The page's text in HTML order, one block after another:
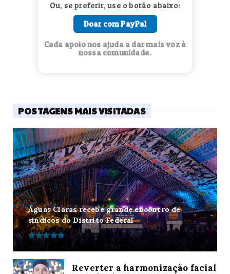
Ou, se preferir, use o botão abaixo:
Doar com PayPal
Cada apoio nos ajuda a dar mais voz à
nossa comunidade.
POSTAGENS MAIS VISITADAS
Águas Claras recebe grande encontro de
síndicos do Distrito Federal
Reverter a harmonização facial